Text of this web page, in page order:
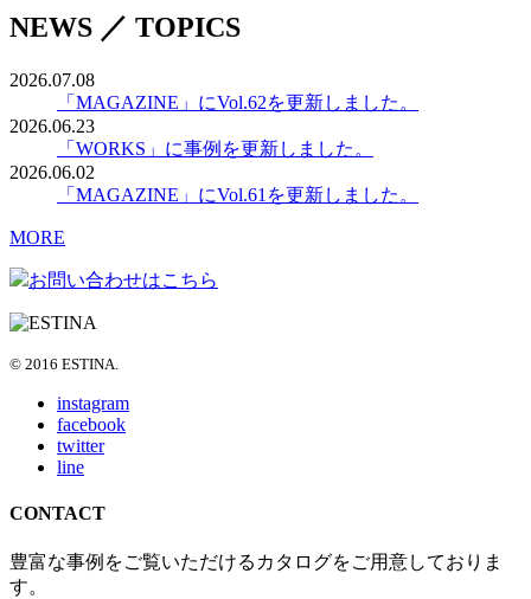
NEWS ／ TOPICS
2026.07.08
「MAGAZINE」にVol.62を更新しました。
2026.06.23
「WORKS」に事例を更新しました。
2026.06.02
「MAGAZINE」にVol.61を更新しました。
MORE
お問い合わせはこちら
© 2016 ESTINA.
instagram
facebook
twitter
line
CONTACT
豊富な事例をご覧いただけるカタログをご用意しておりま
す。